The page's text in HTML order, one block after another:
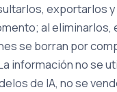
exportarlos
al eliminarlos,
se borran por
información no se
de IA, no se